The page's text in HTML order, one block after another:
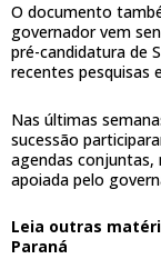
O documento
governador vem
pré-candidatura de
recentes pesquisas
Nas últimas
sucessão
agendas
apoiada pelo
Leia outras
Paraná